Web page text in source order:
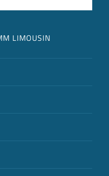
LIMOUSIN